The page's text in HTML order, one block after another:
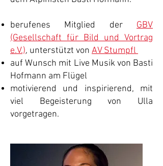
berufenes Mitglied der GBV
(Gesellschaft für Bild und Vortrag
e.V.), unterstützt von AV Stumpfl
auf Wunsch mit Live Musik von Basti
Hofmann am Flügel
motivierend und inspirierend, mit
viel Begeisterung von Ulla
vorgetragen.